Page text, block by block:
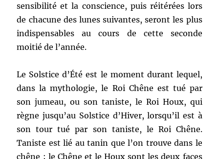
sensibilité et la conscience, puis réitérées lors
de chacune des lunes suivantes, seront les plus
indispensables au cours de cette seconde
moitié de l’année.
Le Solstice d’Été est le moment durant lequel,
dans la mythologie, le Roi Chêne est tué par
son jumeau, ou son taniste, le Roi Houx, qui
règne jusqu’au Solstice d’Hiver, lorsqu’il est à
son tour tué par son taniste, le Roi Chêne.
Taniste est lié au tanin que l’on trouve dans le
chêne ; le Chêne et le Houx sont les deux faces